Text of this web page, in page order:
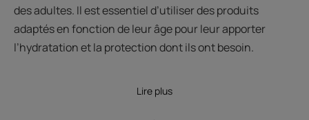
des adultes. Il est essentiel d’utiliser des produits
adaptés en fonction de leur âge pour leur apporter
l’hydratation et la protection dont ils ont besoin.
Lire plus